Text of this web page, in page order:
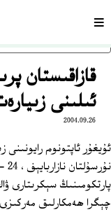
ئاساسلىق مەزمۇنغاسەھىپە
قازاقىستان
ئىلىنى
2004.09.26
ئۇيغۇر ئاپتونوم رايونىنى
پارتكومىنىڭ سېكرىتارى
چېگرا ھەمكارلىق